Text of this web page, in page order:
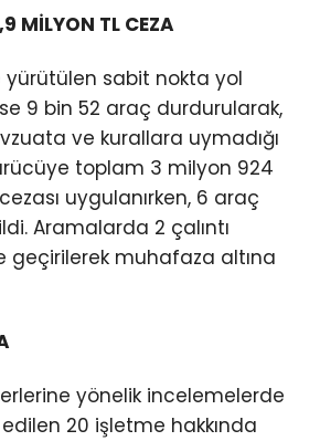
MİLYON TL CEZA
yürütülen sabit nokta yol
9 bin 52 araç durdurularak,
ve kurallara uymadığı
toplam 3 milyon 924
uygulanırken, 6 araç
Aramalarda 2 çalıntı
geçirilerek muhafaza altına
yönelik incelemelerde
20 işletme hakkında